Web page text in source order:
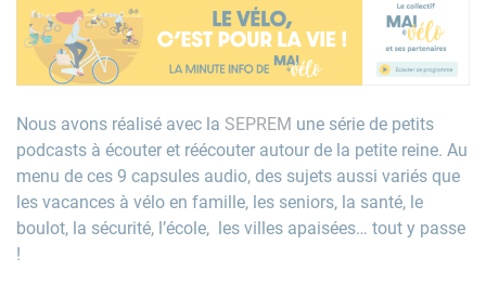
Nous avons réalisé avec la SEPREM une série de petits
podcasts à écouter et réécouter autour de la petite reine. Au
menu de ces 9 capsules audio, des sujets aussi variés que
les vacances à vélo en famille, les seniors, la santé, le
boulot, la sécurité, l’école, les villes apaisées… tout y passe
!